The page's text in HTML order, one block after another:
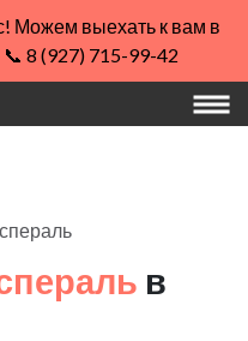
Можем выехать к вам в
📞 8 (927) 715-99-42
в